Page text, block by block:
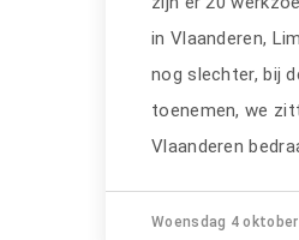
in Vlaanderen,
nog slechter, bij
toenemen, we
Vlaanderen
Woensdag 4